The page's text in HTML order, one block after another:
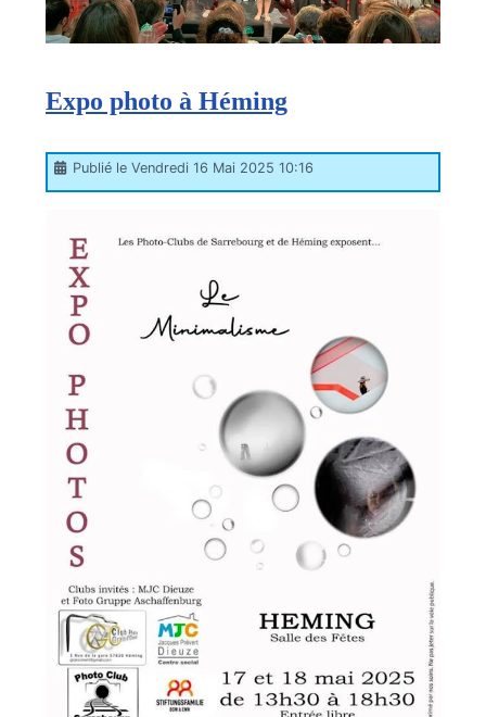
Expo photo à Héming
Publié le Vendredi 16 Mai 2025 10:16